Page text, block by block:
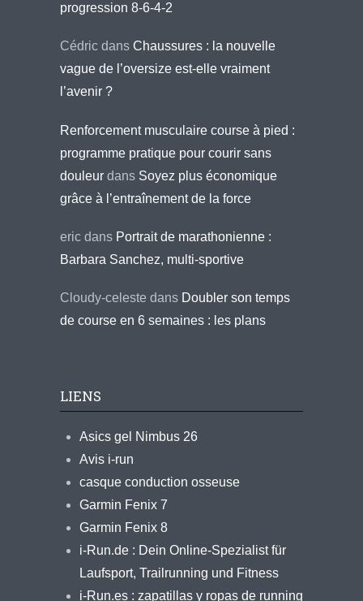
progression 8-6-4-2
Cédric dans Chaussures : la nouvelle
vague de l’oversize est-elle vraiment
l’avenir ?
Renforcement musculaire course à pied :
programme pratique pour courir sans
douleur dans Soyez plus économique
grâce à l’entraînement de la force
eric dans Portrait de marathonienne :
Barbara Sanchez, multi-sportive
Cloudy-celeste dans Doubler son temps
de course en 6 semaines : les plans
LIENS
Asics gel Nimbus 26
Avis i-run
casque conduction osseuse
Garmin Fenix 7
Garmin Fenix 8
i-Run.de : Dein Online-Spezialist für
Laufsport, Trailrunning und Fitness
i-Run.es : zapatillas y ropas de running